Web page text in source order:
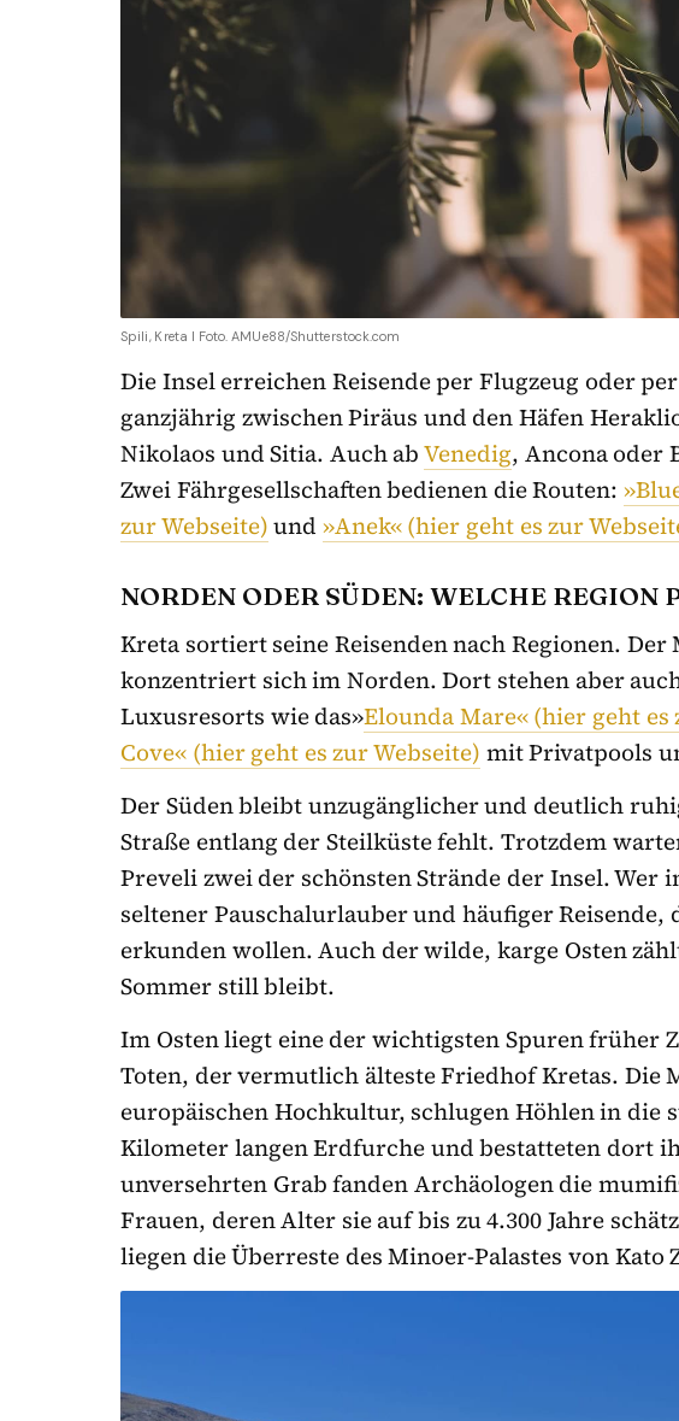
Spili, Kreta I Foto. AMUe88/Shutterstock.com
Die Insel erreichen Reisende per Flugzeug oder
ganzjährig zwischen Piräus und den Häfen
Nikolaos und Sitia. Auch abVenedig, Ancona oder
Zwei Fährgesellschaften bedienen die Routen:
zur Webseite)und »Anek« (hier geht es zur
NORDEN ODER SÜDEN: WELCHE REGION
Kreta sortiert seine Reisenden nach Regionen. Der
konzentriert sich im Norden. Dort stehen aber
Luxusresorts wie das»Elounda Mare« (hier geht es
Cove« (hier geht es zur Webseite) mit Privatpools
Der Süden bleibt unzugänglicher und deutlich
Straße entlang der Steilküste fehlt. Trotzdem
Preveli zwei der schönsten Strände der Insel. Wer
seltener Pauschalurlauber und häufiger
erkunden wollen. Auch der wilde, karge Osten
Sommer still bleibt.
Im Osten liegt eine der wichtigsten Spuren früher
Toten, der vermutlich älteste Friedhof Kretas. Die
europäischen Hochkultur, schlugen Höhlen in die
Kilometer langen Erdfurche und bestatteten dort
unversehrten Grab fanden Archäologen die
Frauen, deren Alter sie auf bis zu 4.300 Jahre
liegen die Überreste des Minoer-Palastes von Kato